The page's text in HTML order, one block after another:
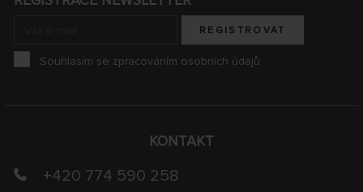
KONTAKT
+420 774 590 258
REGISTROVAT
Souhlasím se zpracováním osobních údajů